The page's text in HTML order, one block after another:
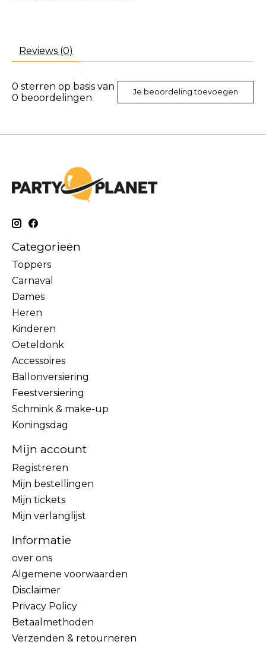
Reviews (0)
0 sterren op basis van
0 beoordelingen Je beoordeling toevoegen
Categorieën
Toppers
Carnaval
Dames
Heren
Kinderen
Oeteldonk
Accessoires
Ballonversiering
Feestversiering
Schmink & make-up
Koningsdag
Mijn account
Registreren
Mijn bestellingen
Mijn tickets
Mijn verlanglijst
Informatie
over ons
Algemene voorwaarden
Disclaimer
Privacy Policy
Betaalmethoden
Verzenden & retourneren